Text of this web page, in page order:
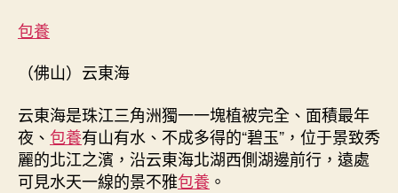
包養
（佛山）云東海
云東海是珠江三角洲獨一一塊植被完全、面積最年
夜、 包養有山有水、不成多得的“碧玉”，位于景致秀
麗的北江之濱，沿云東海北湖西側湖邊前行，遠處
可見水天一線的景不雅包養 。